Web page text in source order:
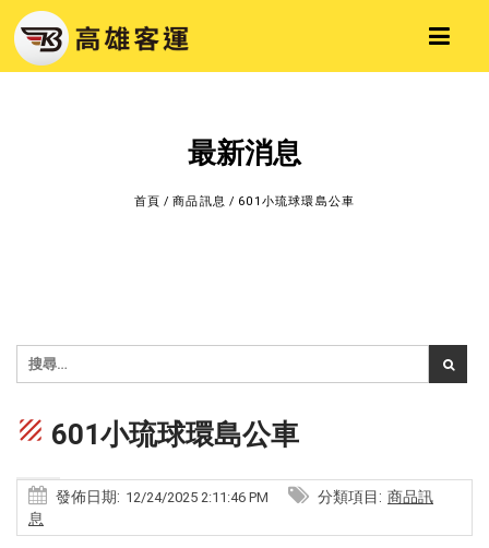
最新消息
首頁 /商品訊息 / 601小琉球環島公車
texture 601小琉球環島公車
發佈日期: 12/24/2025 2:11:46 PM 分類項目: 商品訊
息